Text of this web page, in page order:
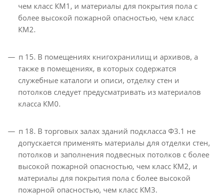
чем класс КМ1, и материалы для покрытия пола с
более высокой пожарной опасностью, чем класс
КМ2.
п 15. В помещениях книгохранилищ и архивов, а
также в помещениях, в которых содержатся
служебные каталоги и описи, отделку стен и
потолков следует предусматривать из материалов
класса КМ0.
п 18. В торговых залах зданий подкласса Ф3.1 не
допускается применять материалы для отделки стен,
потолков и заполнения подвесных потолков с более
высокой пожарной опасностью, чем класс КМ2, и
материалы для покрытия пола с более высокой
пожарной опасностью, чем класс КМ3.